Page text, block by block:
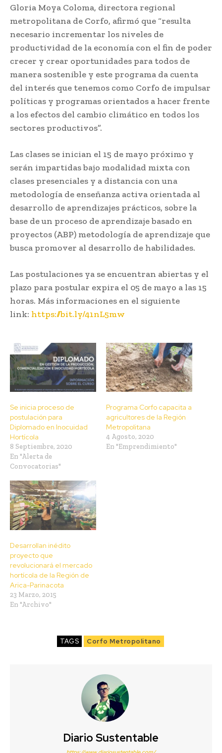
Gloria Moya Coloma, directora regional
metropolitana de Corfo, afirmó que “resulta
necesario incrementar los niveles de
productividad de la economía con el fin de poder
crecer y crear oportunidades para todos de
manera sostenible y este programa da cuenta
del interés que tenemos como Corfo de impulsar
políticas y programas orientados a hacer frente
a los efectos del cambio climático en todos los
sectores productivos”.
Las clases se inician el 15 de mayo próximo y
serán impartidas bajo modalidad mixta con
clases presenciales y a distancia con una
metodología de enseñanza activa orientada al
desarrollo de aprendizajes prácticos, sobre la
base de un proceso de aprendizaje basado en
proyectos (ABP) metodología de aprendizaje que
busca promover al desarrollo de habilidades.
Las postulaciones ya se encuentran abiertas y el
plazo para postular expira el 05 de mayo a las 15
horas. Más informaciones en el siguiente
link: https://bit.ly/41nL5mw
Se inicia proceso de
postulación para
Diplomado en Inocuidad
Hortícola
8 Septiembre, 2020
En "Alerta de
Convocatorias"
Programa Corfo capacita a
agricultores de la Región
Metropolitana
4 Agosto, 2020
En "Emprendimiento"
Desarrollan inédito
proyecto que
revolucionará el mercado
hortícola de la Región de
Arica-Parinacota
23 Marzo, 2015
En "Archivo"
TAGS Corfo Metropolitano
Diario Sustentable